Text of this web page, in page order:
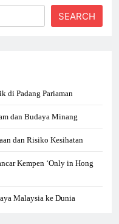
SEARCH
di Padang Pariaman
dan Budaya Minang
dan Risiko Kesihatan
Kempen ‘Only in Hong
Malaysia ke Dunia